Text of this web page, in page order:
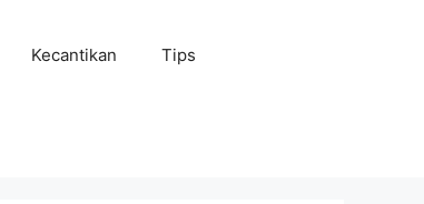
Kecantikan Tips